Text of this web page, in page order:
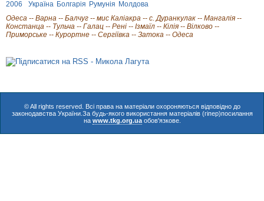
2006
Україна Болгарія Румунія Молдова
Одеса -- Варна -- Балчуг -- мис Каліакра -- с. Дуранкулак -- Мангалія --
Констанца -- Тульча -- Галац -- Рені -- Ізмаїл -- Кілія -- Вілково --
Приморське -- Курортне -- Сергіївка -- Затока -- Одеса
© All rights reserved. Всі права на матеріали охороняються відповідно до
законодавства України.За будь-якого використання матеріалів (гіпер)посилання
на www.tkg.org.uaобов'язкове.